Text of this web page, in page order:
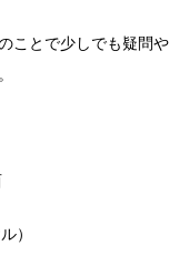
ことで少しでも疑問や
）